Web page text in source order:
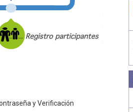
y Verificación